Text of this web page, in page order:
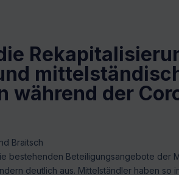
während der
Braitsch
bestehenden Beteiligungsangebote der
deutlich aus. Mittelständler haben